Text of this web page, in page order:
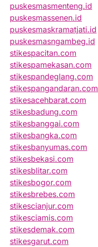
puskesmasmenteng.id
puskesmassenen.id
puskesmaskramatjati.id
puskesmasngambeg.id
stikespacitan.com
stikespamekasan.com
stikespandeglang.com
stikespangandaran.com
stikesacehbarat.com
stikesbadung.com
stikesbanggai.com
stikesbangka.com
stikesbanyumas.com
stikesbekasi.com
stikesblitar.com
stikesbogor.com
stikesbrebes.com
stikescianjur.com
stikesciamis.com
stikesdemak.com
stikesgarut.com